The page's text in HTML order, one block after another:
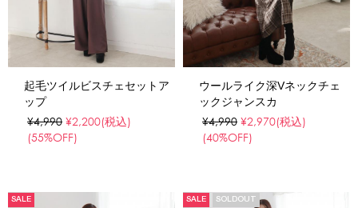
起毛ツイルビスチェセットア
ップ
¥4,990 ¥2,200(税込)
(55%OFF)
ウールライク深Vネックチェ
ックジャンスカ
¥4,990 ¥2,970(税込)
(40%OFF)
SALE SALE SOLDOUT